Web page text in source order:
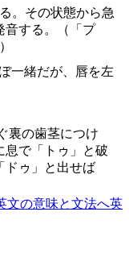
。その状態から急
音する。（「プ
一緒だが、唇を左
裏の歯茎につけ
息で「トゥ」と破
ドゥ」と出せば
文の意味と文法へ英